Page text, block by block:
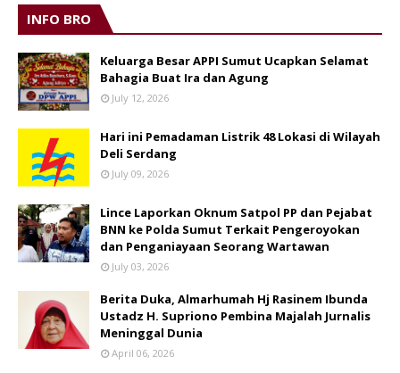
INFO BRO
Keluarga Besar APPI Sumut Ucapkan Selamat
Bahagia Buat Ira dan Agung
July 12, 2026
Hari ini Pemadaman Listrik 48 Lokasi di Wilayah
Deli Serdang
July 09, 2026
Lince Laporkan Oknum Satpol PP dan Pejabat
BNN ke Polda Sumut Terkait Pengeroyokan
dan Penganiayaan Seorang Wartawan
July 03, 2026
Berita Duka, Almarhumah Hj Rasinem Ibunda
Ustadz H. Supriono Pembina Majalah Jurnalis
Meninggal Dunia
April 06, 2026